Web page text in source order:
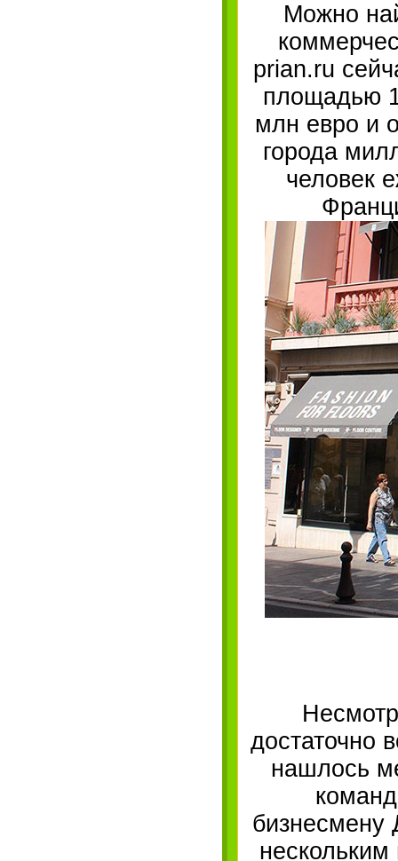
Можно
prian.ru
площадью
млн евро и
города
человек
достаточно
нашлось